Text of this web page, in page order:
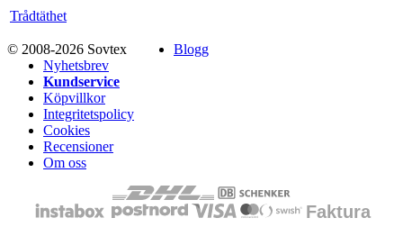
Trådtäthet
© 2008-2026 Sovtex
Blogg
Nyhetsbrev
Kundservice
Köpvillkor
Integritetspolicy
Cookies
Recensioner
Om oss